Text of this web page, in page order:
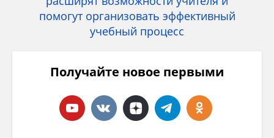
Получайте новое первыми